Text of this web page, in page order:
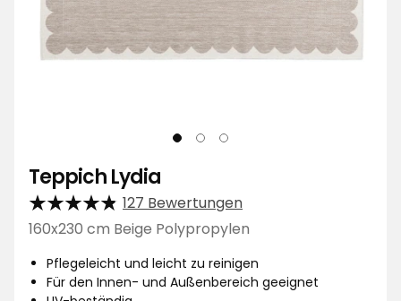
Teppich Lydia
127 Bewertungen
160x230 cm Beige Polypropylen
Pflegeleicht und leicht zu reinigen
Für den Innen- und Außenbereich geeignet